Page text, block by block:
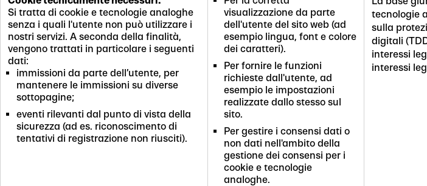
Si tratta di cookie e tecnologie analoghe
senza i quali l'utente non può utilizzare i
nostri servizi. A seconda della finalità,
vengono trattati in particolare i seguenti
dati:
immissioni da parte dell’utente, per
mantenere le immissioni su diverse
sottopagine;
eventi rilevanti dal punto di vista della
sicurezza (ad es. riconoscimento di
tentativi di registrazione non riusciti).
visualizzazione da parte
dell'utente del sito web (ad
esempio lingua, font e colore
dei caratteri).
Per fornire le funzioni
richieste dall'utente, ad
esempio le impostazioni
realizzate dallo stesso sul
sito.
Per gestire i consensi dati o
non dati nell'ambito della
gestione dei consensi per i
cookie e tecnologie
analoghe.
tecnologie
sulla
digitali
interessi
interessi